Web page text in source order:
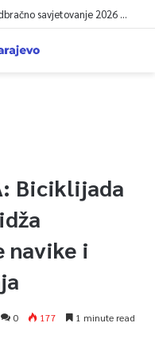
Denyel Ismir Kovač o programu Predbračno savjetovanje 2026 (video)
Biciklijada
navike i
0 177 1 minute read